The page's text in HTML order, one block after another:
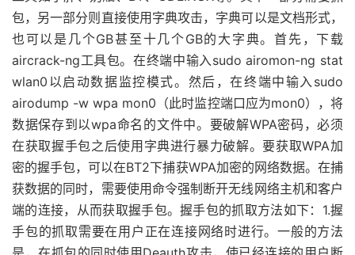
包，另一部分则直接使用字典攻击，字典可以是文档形式，
也可以是几个GB甚至十几个GB的大字典。首先，下载
aircrack-ng工具包。在终端中输入sudo airomon-ng stat
wlan0以启动数据监控模式。然后，在终端中输入sudo
airodump -w wpa mon0（此时监控端口应为mon0），将
数据保存到以wpa命名的文件中。要破解WPA密码，必须
在获取握手包之后使用字典进行暴力破解。要获取WPA加
密的握手包，可以在BT2下捕获WPA加密的网络数据。在捕
获数据的同时，需要使用命令强制断开无线网络主机和客户
端的连接，从而获取握手包。握手包的抓取方法如下：1.握
手包的抓取需要在用户正在连接网络时进行。一般的方法